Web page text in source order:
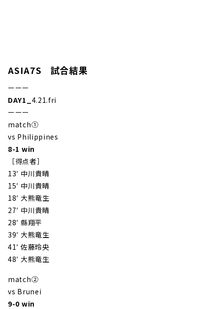
ASIA7S 試合結果
ーーー
DAY1_ 4.21.fri
ーーー
match①
vs Philippines
8-1 win
［得点者］
13′ 中川貴晴
15′ 中川貴晴
18′ 大熊竜生
27′ 中川貴晴
28′ 縣翔平
39′ 大熊竜生
41′ 佐藤玲央
48′ 大熊竜生
match②
vs Brunei
9-0 win